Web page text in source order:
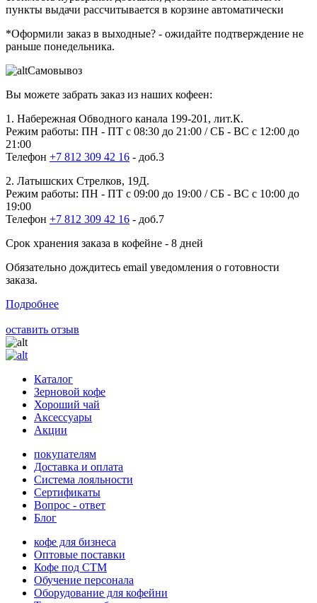
пункты выдачи рассчитывается в корзине автоматически
*Оформили заказ в выходные? - ожидайте подтверждение не
раньше понедельника.
Самовывоз
Вы можете забрать заказ из наших кофеен:
1. Набережная Обводного канала 199-201, лит.К.
Режим работы: ПН - ПТ с 08:30 до 21:00 / СБ - ВС с 12:00 до
21:00
Телефон +7 812 309 42 16 - доб.3
2. Латышских Стрелков, 19Д.
Режим работы: ПН - ПТ с 09:00 до 19:00 / СБ - ВС с 10:00 до
19:00
Телефон +7 812 309 42 16 - доб.7
Срок хранения заказа в кофейне - 8 дней
Обязательно дождитесь email уведомления о готовности
заказа.
Подробнее
оставить отзыв
Каталог
Зерновой кофе
Хороший чай
Аксессуары
Акции
покупателям
Доставка и оплата
Система лояльности
Сертификаты
Вопрос - ответ
Блог
кофе для бизнеса
Оптовые поставки
Кофе под СТМ
Обучение персонала
Оборудование для кофейни